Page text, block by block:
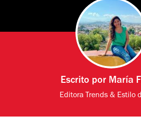
Escrito por María
Editora Trends & Estilo